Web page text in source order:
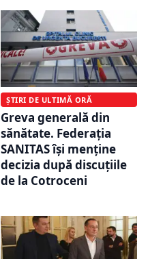
ȘTIRI DE ULTIMĂ ORĂ
Greva generală din
sănătate. Federația
SANITAS își menține
decizia după discuțiile
de la Cotroceni